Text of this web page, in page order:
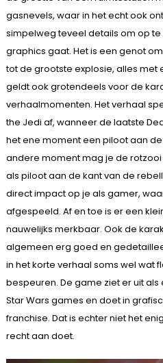
gasnevels, waar in het echt ook
simpelweg teveel details om op
graphics gaat. Het is een genot
tot de grootste explosie, alles met
geldt ook grotendeels voor de
verhaalmomenten. Het verhaal
the Jedi af, wanneer de laatste
het ene moment een piloot aan
andere moment mag je de
als piloot aan de kant van de
direct impact op je als gamer,
afgespeeld. Af en toe is er een
nauwelijks merkbaar. Ook de
algemeen erg goed en
in het korte verhaal soms wel wat
bespeuren. De game ziet er uit
Star Wars games en doet in
franchise. Dat is echter niet het
recht aan doet.